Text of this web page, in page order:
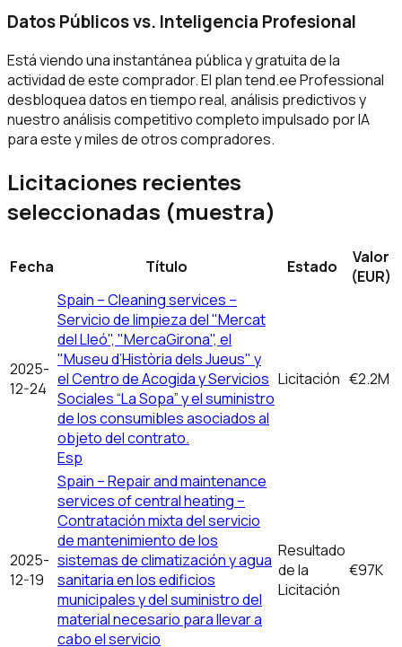
Datos Públicos vs. Inteligencia Profesional
Está viendo una instantánea pública y gratuita de la
actividad de este comprador. El plan tend.ee Professional
desbloquea datos en tiempo real, análisis predictivos y
nuestro análisis competitivo completo impulsado por IA
para este y miles de otros compradores.
Licitaciones recientes
seleccionadas (muestra)
Fecha Título Estado
Valor
(EUR)
2025-
12-24
Spain – Cleaning services –
Servicio de limpieza del "Mercat
del Lleó", "MercaGirona", el
"Museu d’Història dels Jueus" y
el Centro de Acogida y Servicios
Sociales “La Sopa” y el suministro
de los consumibles asociados al
objeto del contrato.
Esp
Licitación €2.2M
2025-
12-19
Spain – Repair and maintenance
services of central heating –
Contratación mixta del servicio
de mantenimiento de los
sistemas de climatización y agua
sanitaria en los edificios
municipales y del suministro del
material necesario para llevar a
cabo el servicio
Resultado
de la
Licitación
€97K